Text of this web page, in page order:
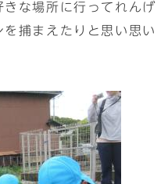
な場所に行ってれんげ
捕まえたりと思い思い